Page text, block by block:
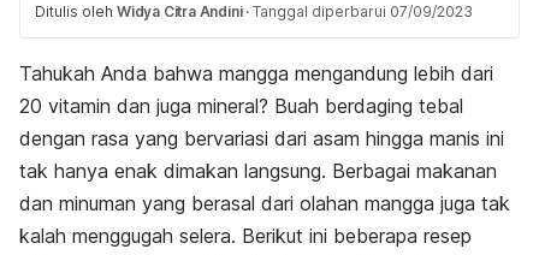
Ditulis oleh Widya Citra Andini · Tanggal diperbarui 07/09/2023
Tahukah Anda bahwa mangga mengandung lebih dari
20 vitamin dan juga mineral? Buah berdaging tebal
dengan rasa yang bervariasi dari asam hingga manis ini
tak hanya enak dimakan langsung. Berbagai makanan
dan minuman yang berasal dari olahan mangga juga tak
kalah menggugah selera. Berikut ini beberapa resep